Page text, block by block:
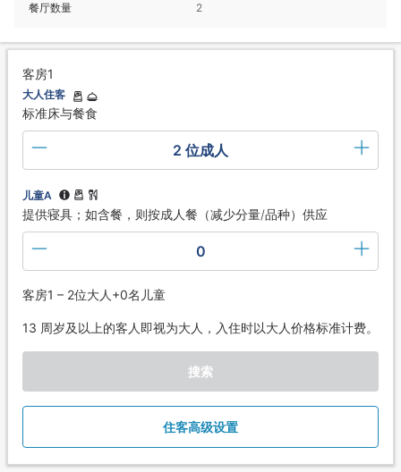
餐厅数量 2
客房1
大人住客
标准床与餐食
2 位成人
儿童A
提供寝具；如含餐，则按成人餐（减少分量/品种）供应
0
客房1 – 2位大人+0名儿童
13 周岁及以上的客人即视为大人，入住时以大人价格标准计费。
搜索
住客高级设置